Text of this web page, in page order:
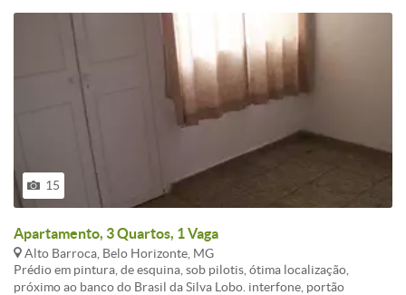
15
Apartamento, 3 Quartos, 1 Vaga
Alto Barroca, Belo Horizonte, MG
Prédio em pintura, de esquina, sob pilotis, ótima localização,
próximo ao banco do Brasil da Silva Lobo. interfone, portão